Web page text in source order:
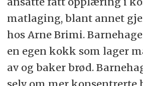
matlaging, blant annet
hos Arne Brimi.
en egen kokk som lager
av og baker brød.